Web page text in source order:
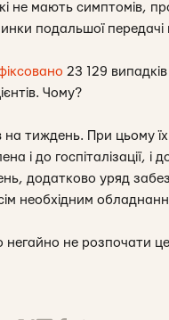
не мають симптомів,
подальшої передачі
23 129
Чому?
тиждень. При цьому
і до госпіталізації, і
додатково уряд
необхідним
не розпочати